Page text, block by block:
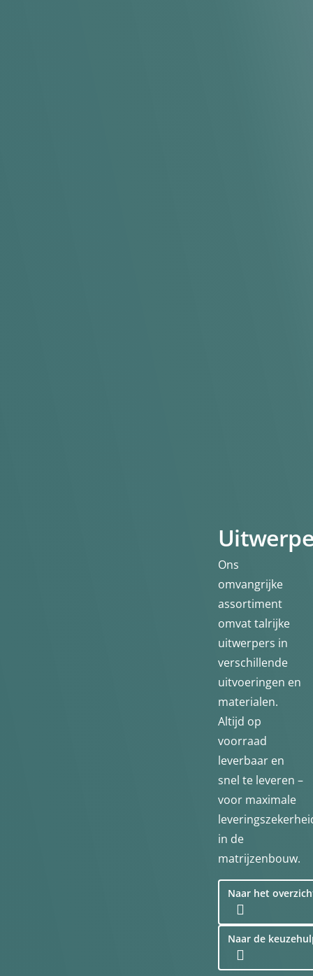
Ons
omvangrijke
assortiment
omvat talrijke
uitwerpers in
verschillende
uitvoeringen en
materialen.
Altijd op
voorraad
leverbaar en
snel te leveren –
voor maximale
in de
matrijzenbouw.
Naar het
Naar de